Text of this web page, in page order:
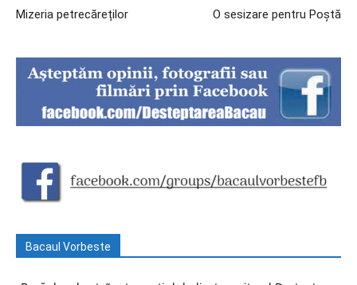
Mizeria petrecăreților O sesizare pentru Poștă
Bacaul Vorbeste